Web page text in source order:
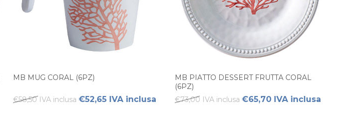
MB MUG CORAL (6PZ)
€58,50 IVA inclusa €52,65 IVA inclusa
MB PIATTO DESSERT FRUTTA CORAL
(6PZ)
€73,00 IVA inclusa €65,70 IVA inclusa